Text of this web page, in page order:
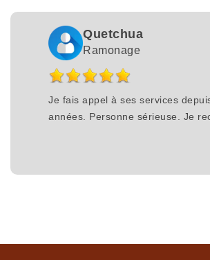
Quetchua
Ramonage
Je fais appel à ses services
années. Personne sérieuse. Je